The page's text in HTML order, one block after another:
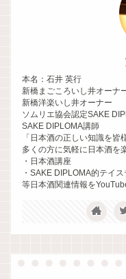
本名：石井 英行
新橋まごころいし井オーナ
新橋洋楽いし井オーナー
ソムリエ協会認定SAKE
SAKE DIPLOMA講師
「日本酒の正しい知識を皆
多くの方に気軽に日本酒を
・日本酒講座
・SAKE DIPLOMA的テイ
等日本酒関連情報を